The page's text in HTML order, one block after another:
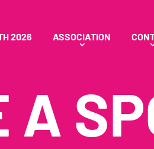
2026 ASSOCIATION
A